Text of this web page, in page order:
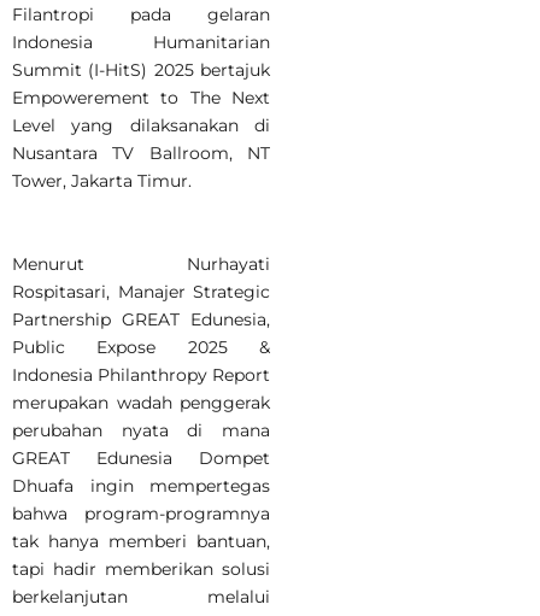
Filantropi pada gelaran
Indonesia Humanitarian
Summit (I-HitS) 2025 bertajuk
Empowerement to The Next
Level yang dilaksanakan di
Nusantara TV Ballroom, NT
Tower, Jakarta Timur.
Menurut Nurhayati
Rospitasari, Manajer Strategic
Partnership GREAT Edunesia,
Public Expose 2025 &
Indonesia Philanthropy Report
merupakan wadah penggerak
perubahan nyata di mana
GREAT Edunesia Dompet
Dhuafa ingin mempertegas
bahwa program-programnya
tak hanya memberi bantuan,
tapi hadir memberikan solusi
berkelanjutan melalui